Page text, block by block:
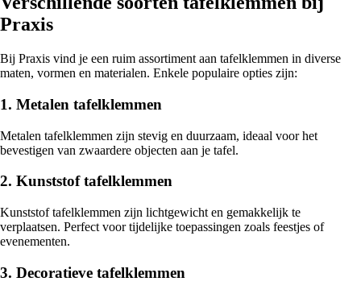
Praxis
Bij Praxis vind je een ruim assortiment aan tafelklemmen in diverse
maten, vormen en materialen. Enkele populaire opties zijn:
1. Metalen tafelklemmen
Metalen tafelklemmen zijn stevig en duurzaam, ideaal voor het
bevestigen van zwaardere objecten aan je tafel.
2. Kunststof tafelklemmen
Kunststof tafelklemmen zijn lichtgewicht en gemakkelijk te
verplaatsen. Perfect voor tijdelijke toepassingen zoals feestjes of
evenementen.
3. Decoratieve tafelklemmen